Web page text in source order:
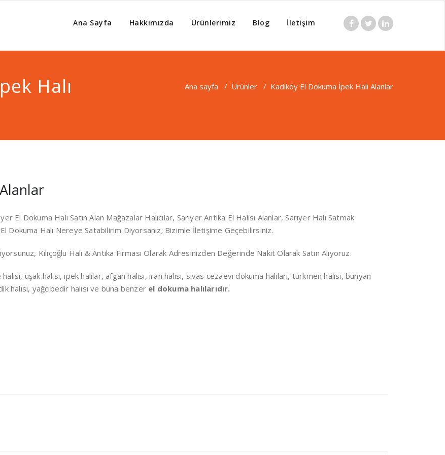
Alanlar İstanbul 0532 570 22 24 El Dokuma Halı Alan
Ana Sayfa Hakkımızda Ürünlerimiz Blog İletişim
Halı Ana sayfa / Ürünler / Kadıköy El Dokuma İpek Halı Alanlar
El Dokuma Halı Satın Alan Mağazalar Halıcılar, Sarıyer Antika El Halısı Alanlar, Sarıyer Halı Satmak
Dokuma Halı Nereye Satabilirim Diyorsanız; Bizimle İletişime Geçebilirsiniz.
Kılıçoğlu Halı & Antika Firması Olarak Adresinizden Değerinde Nakit Olarak Satın Alıyoruz.
uşak halısı, ipek halılar, afgan halısı, iran halısı, sivas cezaevi dokuma halıları, türkmen halısı, bünyan
halısı, yağcıbedir halısı ve buna benzer el dokuma halılarıdır.